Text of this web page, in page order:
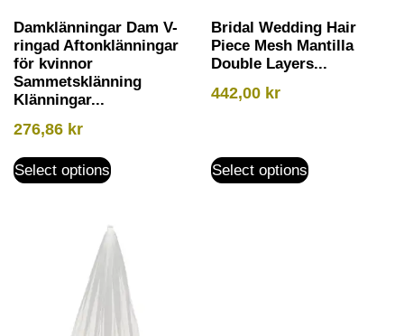
Damklänningar Dam V-
ringad Aftonklänningar
för kvinnor
Sammetsklänning
Klänningar...
276,86 kr
Select options
Bridal Wedding Hair
Piece Mesh Mantilla
Double Layers...
442,00 kr
Select options